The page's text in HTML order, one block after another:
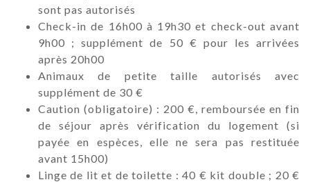
sont pas autorisés
Check-in de 16h00 à 19h30 et check-out avant
9h00 ; supplément de 50 € pour les arrivées
après 20h00
Animaux de petite taille autorisés avec
supplément de 30 €
Caution (obligatoire) : 200 €, remboursée en fin
de séjour après vérification du logement (si
payée en espèces, elle ne sera pas restituée
avant 15h00)
Linge de lit et de toilette : 40 € kit double ; 20 €